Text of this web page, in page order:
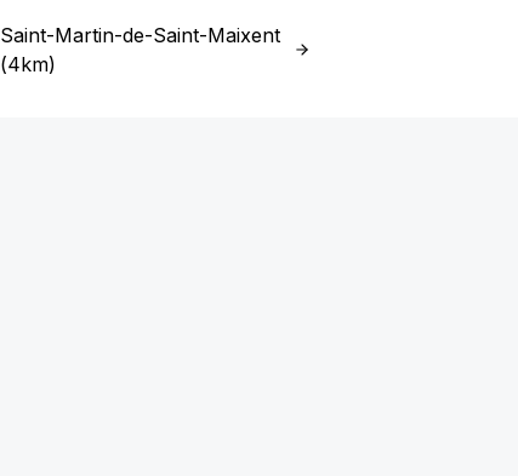
Saint-Martin-de-Saint-Maixent
(4km)